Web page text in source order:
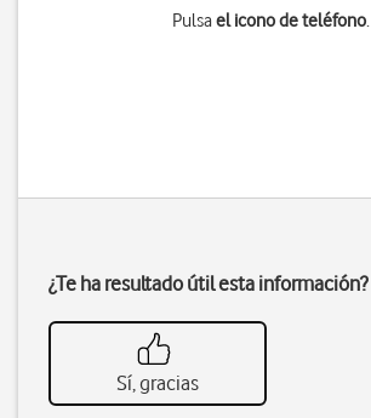
Pulsael icono de teléfono.
¿Te ha resultado útil esta información?
Sí, gracias